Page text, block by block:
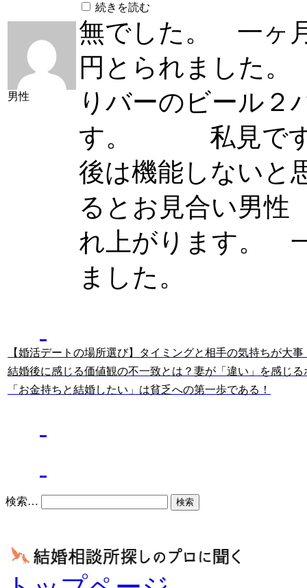
男性
続きを読む
無でした。 一ヶ
円とられました
りバーのビール２
す。 私見です
後は機能しない
るとお見合い男
れ上がります。
ました。
【婚活デートの場所選び】タイミングと相手の気持ちが大
結婚後に感じる価値観の不一致とは？妻が「違い」を感じる
「お金持ちと結婚したい」は貧乏への第一歩である！
検索…